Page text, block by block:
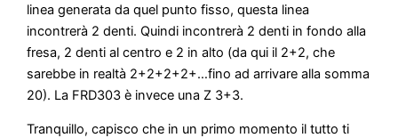
linea generata da quel punto fisso, questa linea
incontrerà 2 denti. Quindi incontrerà 2 denti in fondo alla
fresa, 2 denti al centro e 2 in alto (da qui il 2+2, che
sarebbe in realtà 2+2+2+2+…fino ad arrivare alla somma
20). La FRD303 è invece una Z 3+3.
Tranquillo, capisco che in un primo momento il tutto ti